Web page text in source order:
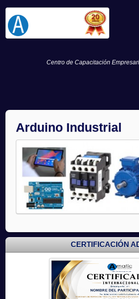
Centro de Capacitación
Arduino Industrial
CERTIFICACIÓN